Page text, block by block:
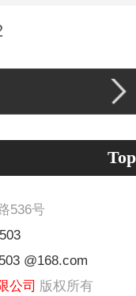
Top
536号
@168.com
公司 版权所有